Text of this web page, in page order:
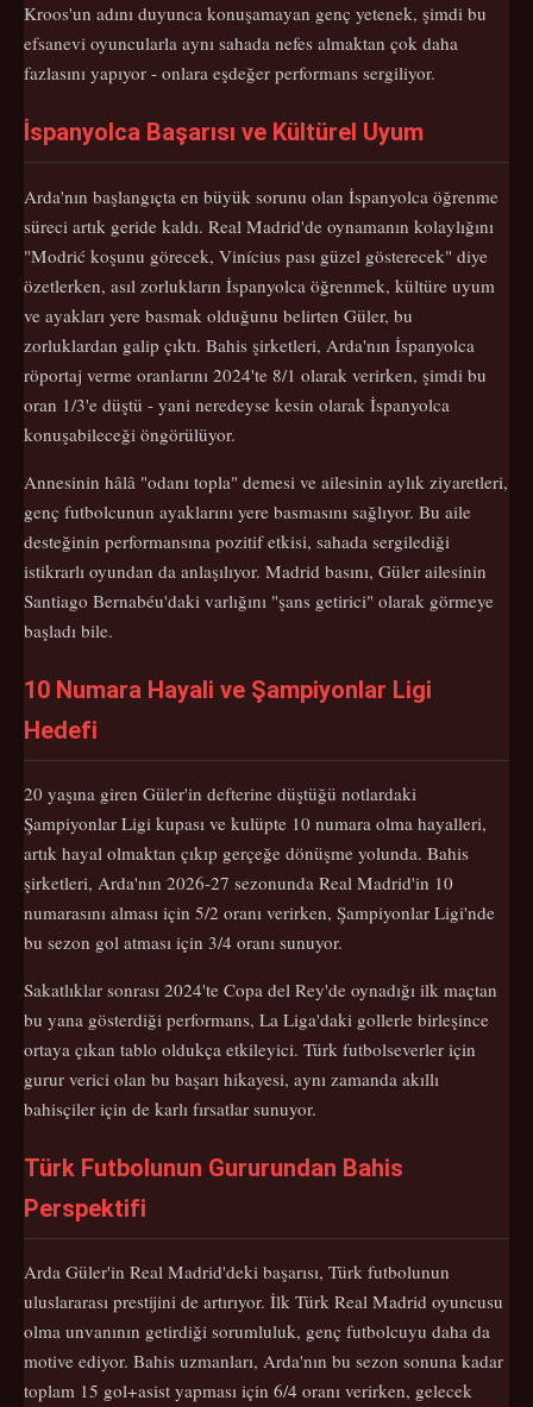
Kroos'un adını duyunca konuşamayan genç yetenek, şimdi bu
efsanevi oyuncularla aynı sahada nefes almaktan çok daha
fazlasını yapıyor - onlara eşdeğer performans sergiliyor.
İspanyolca Başarısı ve Kültürel Uyum
Arda'nın başlangıçta en büyük sorunu olan İspanyolca öğrenme
süreci artık geride kaldı. Real Madrid'de oynamanın kolaylığını
"Modrić koşunu görecek, Vinícius pası güzel gösterecek" diye
özetlerken, asıl zorlukların İspanyolca öğrenmek, kültüre uyum
ve ayakları yere basmak olduğunu belirten Güler, bu
zorluklardan galip çıktı. Bahis şirketleri, Arda'nın İspanyolca
röportaj verme oranlarını 2024'te 8/1 olarak verirken, şimdi bu
oran 1/3'e düştü - yani neredeyse kesin olarak İspanyolca
konuşabileceği öngörülüyor.
Annesinin hâlâ "odanı topla" demesi ve ailesinin aylık ziyaretleri,
genç futbolcunun ayaklarını yere basmasını sağlıyor. Bu aile
desteğinin performansına pozitif etkisi, sahada sergilediği
istikrarlı oyundan da anlaşılıyor. Madrid basını, Güler ailesinin
Santiago Bernabéu'daki varlığını "şans getirici" olarak görmeye
başladı bile.
10 Numara Hayali ve Şampiyonlar Ligi
Hedefi
20 yaşına giren Güler'in defterine düştüğü notlardaki
Şampiyonlar Ligi kupası ve kulüpte 10 numara olma hayalleri,
artık hayal olmaktan çıkıp gerçeğe dönüşme yolunda. Bahis
şirketleri, Arda'nın 2026-27 sezonunda Real Madrid'in 10
numarasını alması için 5/2 oranı verirken, Şampiyonlar Ligi'nde
bu sezon gol atması için 3/4 oranı sunuyor.
Sakatlıklar sonrası 2024'te Copa del Rey'de oynadığı ilk maçtan
bu yana gösterdiği performans, La Liga'daki gollerle birleşince
ortaya çıkan tablo oldukça etkileyici. Türk futbolseverler için
gurur verici olan bu başarı hikayesi, aynı zamanda akıllı
bahisçiler için de karlı fırsatlar sunuyor.
Türk Futbolunun Gururundan Bahis
Perspektifi
Arda Güler'in Real Madrid'deki başarısı, Türk futbolunun
uluslararası prestijini de artırıyor. İlk Türk Real Madrid oyuncusu
olma unvanının getirdiği sorumluluk, genç futbolcuyu daha da
motive ediyor. Bahis uzmanları, Arda'nın bu sezon sonuna kadar
toplam 15 gol+asist yapması için 6/4 oranı verirken, gelecek